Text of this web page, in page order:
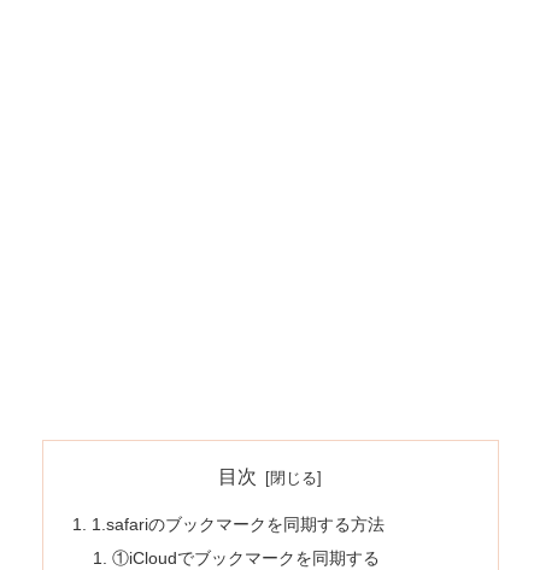
目次
1.safariのブックマークを同期する方法
①iCloudでブックマークを同期する